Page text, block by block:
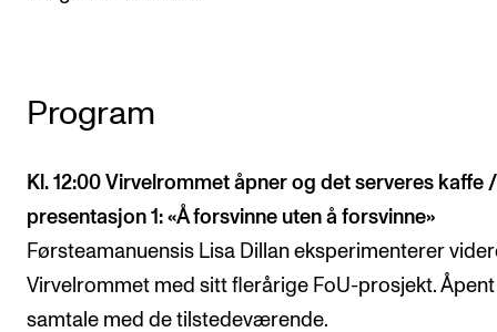
Program
Kl. 12:00 Virvelrommet åpner og det serveres kaffe
presentasjon 1: «Å forsvinne uten å forsvinne»
Førsteamanuensis Lisa Dillan eksperimenterer
Virvelrommet med sitt flerårige FoU-prosjekt.
samtale med de tilstedeværende.